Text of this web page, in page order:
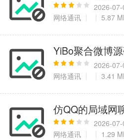
2026-07-
网络通讯
5.87
YiBo聚合微博
2026-07-
网络通讯
3.41
仿QQ的局域网
2026-07-
网络通讯
1.29